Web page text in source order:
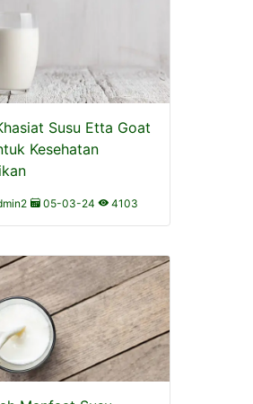
Susu Etta Goat
Kesehatan
05-03-24 4103